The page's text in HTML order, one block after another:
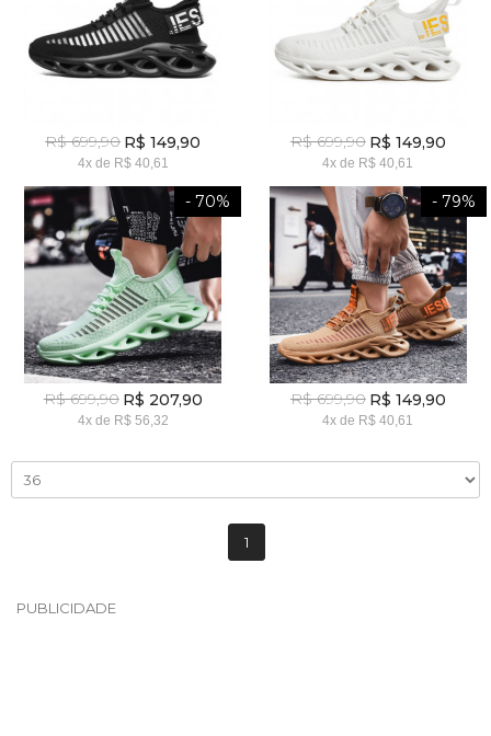
R$ 699,90 R$ 149,90
4xde R$ 40,61
R$ 699,90 R$ 149,90
4x de R$ 40,61
- 70%
R$ 699,90 R$ 207,90
4xde R$ 56,32
- 79%
R$ 699,90 R$ 149,90
4x de R$ 40,61
1
PUBLICIDADE